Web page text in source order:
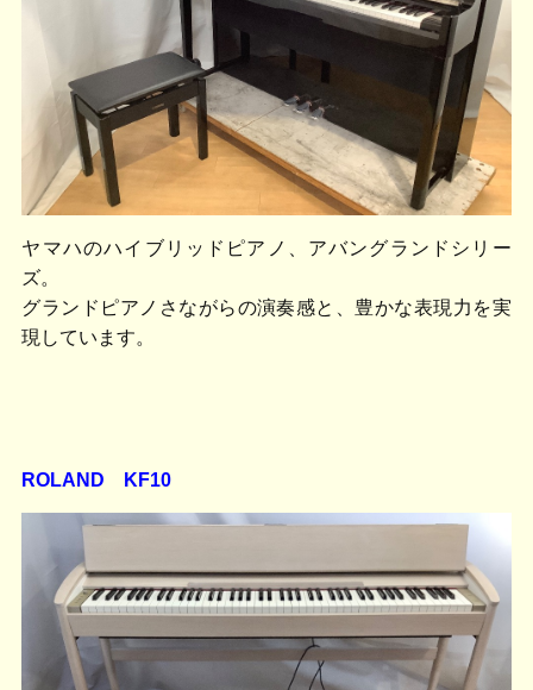
ヤマハのハイブリッドピアノ、アバングランドシリー
ズ。
グランドピアノさながらの演奏感と、豊かな表現力を実
現しています。
ROLAND KF10